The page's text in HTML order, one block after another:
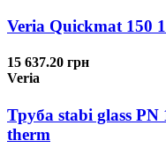
Veria Quickmat 150
15 637.20 грн
Veria
Труба stabi glass
therm